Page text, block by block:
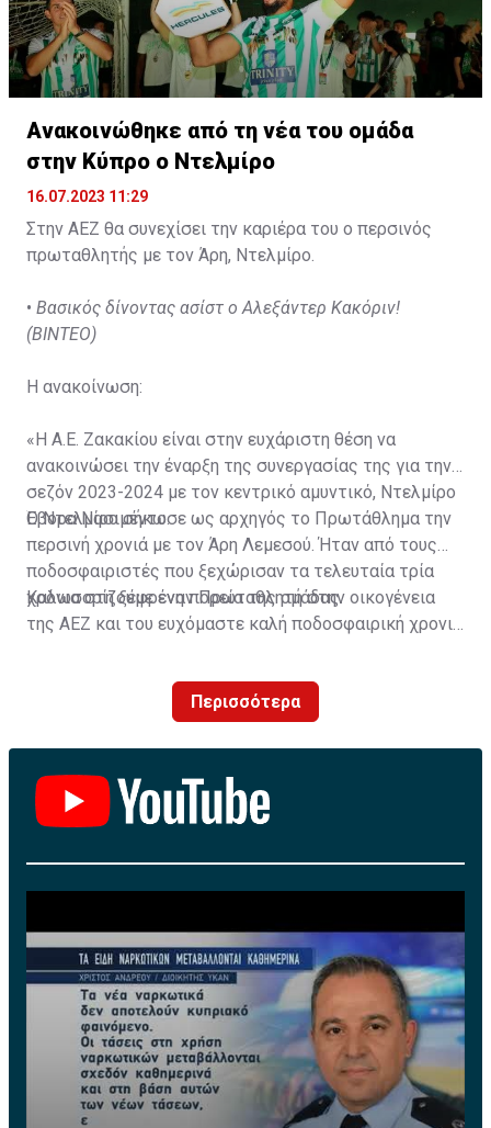
Ανακοινώθηκε από τη νέα του ομάδα
στην Κύπρο ο Ντελμίρο
16.07.2023 11:29
Στην ΑΕΖ θα συνεχίσει την καριέρα του ο περσινός
πρωταθλητής με τον Άρη, Ντελμίρο.
• Βασικός δίνοντας ασίστ ο Αλεξάντερ Κακόριν!
(ΒΙΝΤΕΟ)
Η ανακοίνωση:
«Η Α.Ε. Ζακακίου είναι στην ευχάριστη θέση να
ανακοινώσει την έναρξη της συνεργασίας της για την
σεζόν 2023-2024 με τον κεντρικό αμυντικό, Ντελμίρο
Έβορα Νασιμέντο.
Ο Ντελμίρο σήκωσε ως αρχηγός το Πρωτάθλημα την
περσινή χρονιά με τον Άρη Λεμεσού. Ήταν από τους
ποδοσφαιριστές που ξεχώρισαν τα τελευταία τρία
χρόνια στη ξέφρενη πορεία της ομάδας.
Καλωσορίζουμε έναν Πρωταθλητή στην οικογένεια
της ΑΕΖ και του ευχόμαστε καλή ποδοσφαιρική χρονιά
Περισσότερα